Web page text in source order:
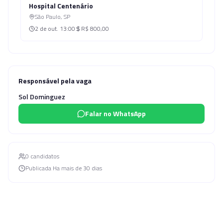
Hospital Centenário
São Paulo, SP
2 de out. 13:00 R$ 800,00
Responsável pela vaga
Sol Dominguez
Falar no WhatsApp
0 candidatos
Publicada Ha mais de 30 dias